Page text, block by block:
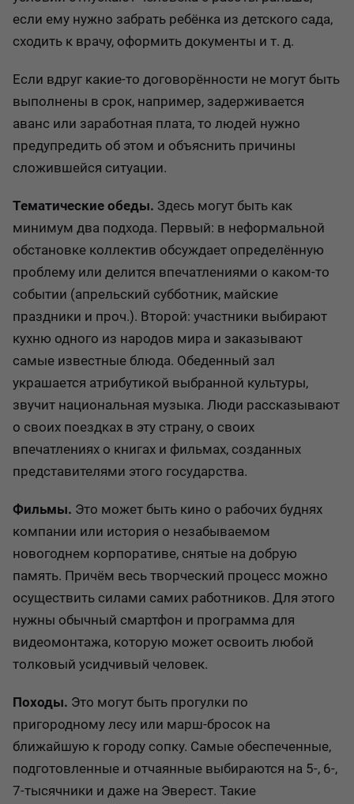
если ему нужно забрать ребёнка из детского сада,
сходить к врачу, оформить документы и т. д.
Если вдруг какие-то договорённости не могут быть
выполнены в срок, например, задерживается
аванс или заработная плата, то людей нужно
предупредить об этом и объяснить причины
сложившейся ситуации.
Тематические обеды. Здесь могут быть как
минимум два подхода. Первый: в неформальной
обстановке коллектив обсуждает определённую
проблему или делится впечатлениями о каком-то
событии (апрельский субботник, майские
праздники и проч.). Второй: участники выбирают
кухню одного из народов мира и заказывают
самые известные блюда. Обеденный зал
украшается атрибутикой выбранной культуры,
звучит национальная музыка. Люди рассказывают
о своих поездках в эту страну, о своих
впечатлениях о книгах и фильмах, созданных
представителями этого государства.
Фильмы. Это может быть кино о рабочих буднях
компании или история о незабываемом
новогоднем корпоративе, снятые на добрую
память. Причём весь творческий процесс можно
осуществить силами самих работников. Для этого
нужны обычный смартфон и программа для
видеомонтажа, которую может освоить любой
толковый усидчивый человек.
Походы. Это могут быть прогулки по
пригородному лесу или марш-бросок на
ближайшую к городу сопку. Самые обеспеченные,
подготовленные и отчаянные выбираются на 5-, 6-,
7-тысячники и даже на Эверест. Такие